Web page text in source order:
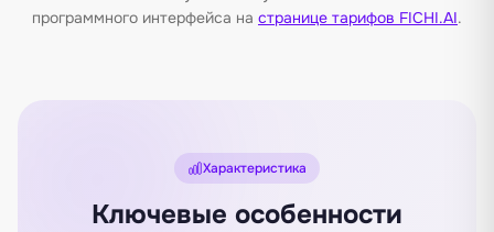
программного интерфейса на странице тарифов FICHI.AI.
Характеристика
Ключевые особенности